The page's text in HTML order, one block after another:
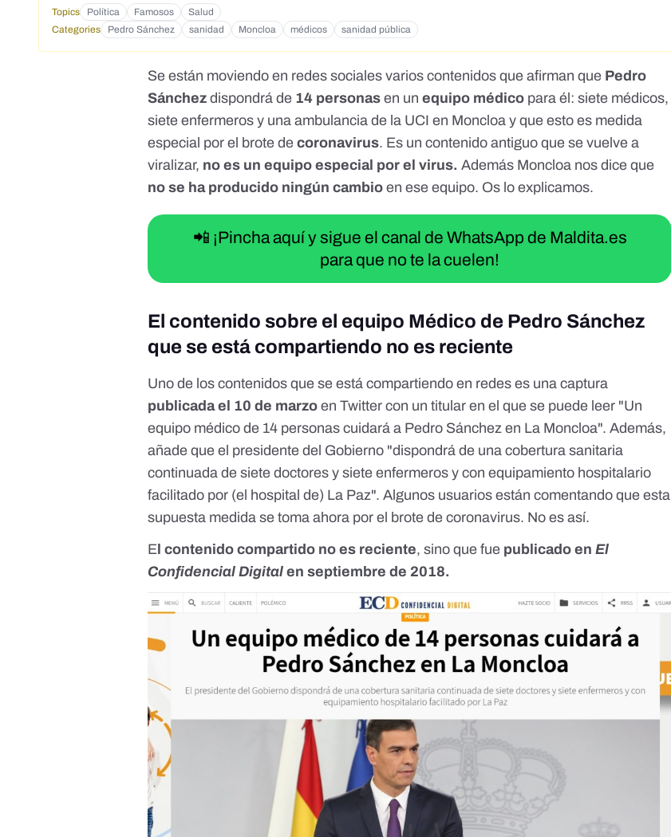
Topics Política Famosos Salud
Categories
Pedro Sánchez sanidad Moncloa médicos sanidad pública
Se están moviendo en redes sociales varios contenidos que afirman que Pedro
Sánchez dispondrá de 14 personasen unequipo médico para él: siete médicos,
siete enfermeros y una ambulancia de la UCI en Moncloa y que esto es medida
especial por el brote decoronavirus. Es un contenido antiguo que se vuelve a
viralizar, no es un equipo especial por el virus. Además Moncloa nos dice que
no se ha producido ningún cambio en ese equipo. Os lo explicamos.
📲 ¡Pincha aquí y sigue el canal de WhatsApp de Maldita.es
para que no te la cuelen!
El contenido sobre el equipo Médico de Pedro Sánchez
que se está compartiendo no es reciente
Uno de los contenidos que se está compartiendo en redes es una captura
publicada el 10 de marzo enTwitter con un titular en el que se puede leer "Un
equipo médico de 14 personas cuidará a Pedro Sánchez en La Moncloa". Además,
añade que el presidente del Gobierno "dispondrá de una cobertura sanitaria
continuada de siete doctores y siete enfermeros y con equipamiento hospitalario
facilitado por (el hospital de) La Paz". Algunos usuarios están comentando que esta
supuesta medida se toma ahora por el brote de coronavirus. No es así.
E l contenido compartido no es reciente, sino que fue publicado enEl
Confidencial Digital en septiembre de 2018.